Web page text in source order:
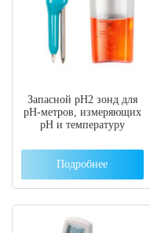
Запасной pH2 зонд для
pH-метров, измеряющих
pH и температуру
Подробнее